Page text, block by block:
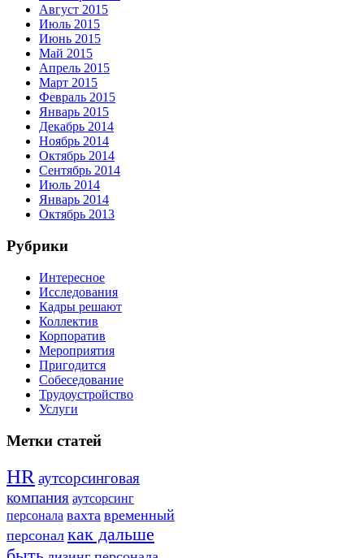
Август 2015
Июль 2015
Июнь 2015
Май 2015
Апрель 2015
Март 2015
Февраль 2015
Январь 2015
Декабрь 2014
Ноябрь 2014
Октябрь 2014
Сентябрь 2014
Июль 2014
Январь 2014
Октябрь 2013
Рубрики
Интересное
Исследования
Кадры решают
Коллектив
Корпоратив
Мероприятия
Пригодится
Собеседование
Трудоустройство
Услуги
Метки статей
HRаутсорсинговая
компания аутсорсинг
персонала вахта временный
персонал как дальше